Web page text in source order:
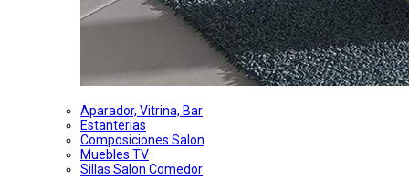
Aparador, Vitrina, Bar
Estanterias
Composiciones Salon
Muebles TV
Sillas Salon Comedor